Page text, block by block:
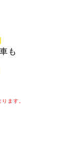
も
ます。